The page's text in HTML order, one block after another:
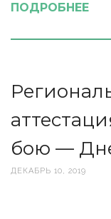
ПОДРОБНЕЕ
бою —
ДЕКАБРЬ 10, 2019